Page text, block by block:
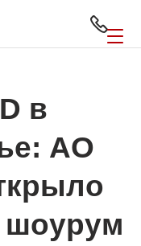
в
АО
шоурум